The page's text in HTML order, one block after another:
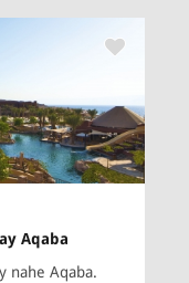
Aqaba
nahe­ Aqaba.